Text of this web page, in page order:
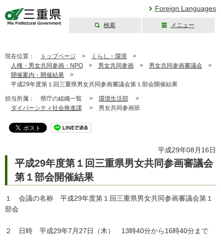
Foreign Languages
検索 メニュー
現在位置： トップページ > くらし・環境 >
人権・男女共同参画・NPO > 男女共同参画 > 男女共同参画審議会 >
開催案内・開催結果 >
平成29年度第１回三重県男女共同参画審議会第１部会開催結果
担当所属： 県庁の組織一覧 > 環境生活部 >
ダイバーシティ社会推進課 > 男女共同参画班
平成29年08月16日
平成29年度第１回三重県男女共同参画審議会
第１部会開催結果
１ 会議の名称 平成29年度第１回三重県男女共同参画審議会第１
部会
２ 日時 平成29年7月27日（木） 13時40分から16時40分まで